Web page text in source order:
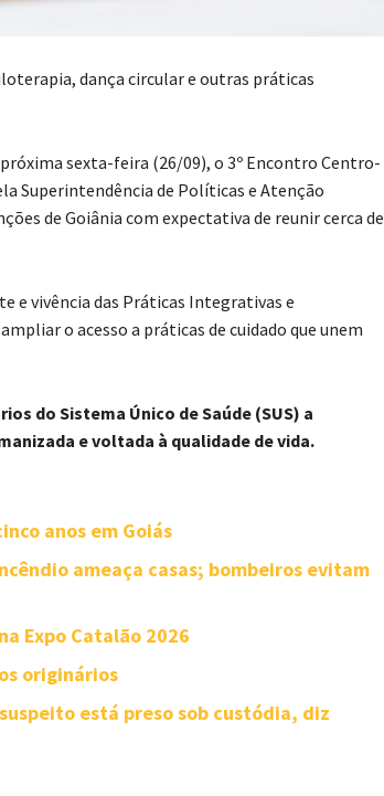
dança circular e outras práticas
próxima sexta-feira (26/09), o 3º Encontro Centro-
Superintendência de Políticas e Atenção
de Goiânia com expectativa de reunir cerca de
e vivência das Práticas Integrativas e
o acesso a práticas de cuidado que unem
do Sistema Único de Saúde (SUS) a
e voltada à qualidade de vida.
anos em Goiás
ameaça casas; bombeiros evitam
Expo Catalão 2026
originários
está preso sob custódia, diz